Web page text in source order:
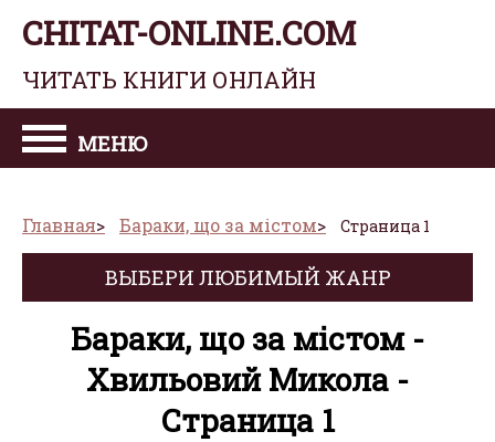
CHITAT-ONLINE.COM
ЧИТАТЬ КНИГИ ОНЛАЙН
МЕНЮ
Главная Бараки, що за містом Страница 1
ВЫБЕРИ ЛЮБИМЫЙ ЖАНР
Бараки, що за містом -
Хвильовий Микола -
Страница 1